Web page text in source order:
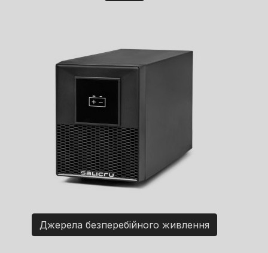
Джерела безперебійного живлення